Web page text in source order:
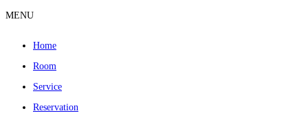
MENU
Home
Room
Service
Reservation